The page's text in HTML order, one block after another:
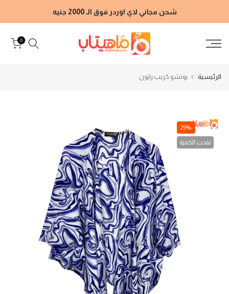
إلى
شحن مجاني لاي اوردر فوق الـ 2000 جنيه
0
الرئيسية بونشو كريب رايون
-25%
نفدت الكمية